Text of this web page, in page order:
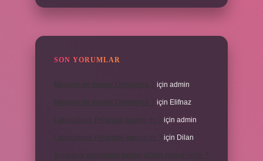
SON YORUMLAR
için admin
için Elifnaz
için admin
için Dilan